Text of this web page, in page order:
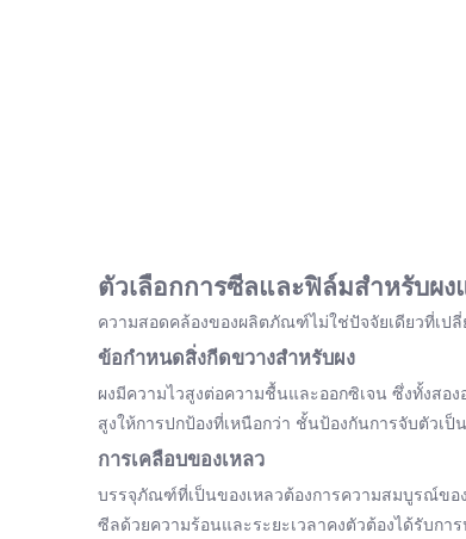
ตัวเลือกการซีลและฟิล์มสำหรับผง
ความสอดคล้องของผลิตภัณฑ์ไม่ใช่ปัจจัยเดียวที่เป
ข้อกำหนดสิ่งกีดขวางสำหรับผง
ผงมีความไวสูงต่อความชื้นและออกซิเจน ซึ่งทั้งส
สูงให้การปกป้องที่เหนือกว่า ชั้นป้องกันการจับตัวเ
การเคลือบของเหลว
บรรจุภัณฑ์ที่เป็นของเหลวต้องการความสมบูรณ์ขอ
ซีลด้วยความร้อนและระยะเวลาคงตัวต้องได้รับก